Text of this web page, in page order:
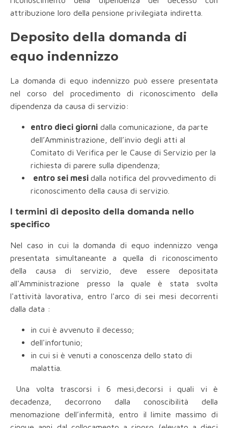
attribuzione loro della pensione privilegiata indiretta.
Deposito della domanda di
equo indennizzo
La domanda di equo indennizzo può essere presentata
nel corso del procedimento di riconoscimento della
dipendenza da causa di servizio:
entro dieci giorni dalla comunicazione, da parte
dell’Amministrazione, dell’invio degli atti al
Comitato di Verifica per le Cause di Servizio per la
richiesta di parere sulla dipendenza;
entro sei mesi dalla notifica del provvedimento di
riconoscimento della causa di servizio.
I termini di deposito della domanda nello
specifico
Nel caso in cui la domanda di equo indennizzo venga
presentata simultaneante a quella di riconoscimento
della causa di servizio, deve essere depositata
all'Amministrazione presso la quale è stata svolta
l'attività lavorativa, entro l'arco di sei mesi decorrenti
dalla data :
in cui è avvenuto il decesso;
dell'infortunio;
in cui si è venuti a conoscenza dello stato di
malattia.
Una volta trascorsi i 6 mesi,decorsi i quali vi è
decadenza, decorrono dalla conoscibilità della
menomazione dell’infermità, entro il limite massimo di